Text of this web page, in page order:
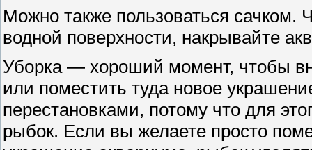
Можно также пользоваться
водной поверхности, накрывайте
Уборка — хороший момент, чтобы
или поместить туда новое
перестановками, потому что для
рыбок. Если вы желаете просто